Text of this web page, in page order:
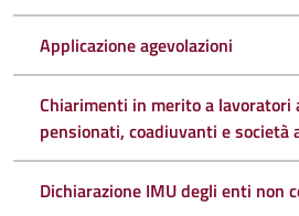
Applicazione agevolazioni
Chiarimenti in merito a lavoratori
pensionati, coadiuvanti e società
Dichiarazione IMU degli enti non